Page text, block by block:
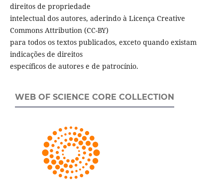
direitos de propriedade
intelectual dos autores, aderindo à Licença Creative
Commons Attribution (CC-BY)
para todos os textos publicados, exceto quando existam
indicações de direitos
específicos de autores e de patrocínio.
WEB OF SCIENCE CORE COLLECTION